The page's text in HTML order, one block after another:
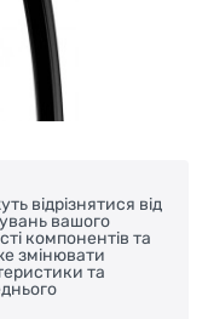
відрізнятися від
вашого
компонентів та
змінювати
та